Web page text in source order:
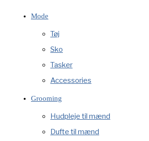
Mode
Tøj
Sko
Tasker
Accessories
Grooming
Hudpleje til mænd
Dufte til mænd